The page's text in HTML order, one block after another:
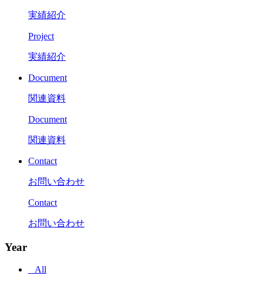
実績紹介
Project
実績紹介
Document
関連資料
Document
関連資料
Contact
お問い合わせ
Contact
お問い合わせ
Year
_ All